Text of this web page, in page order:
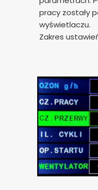
pracy zostały
wyświetlaczu.
Zakres